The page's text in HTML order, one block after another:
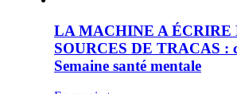
LA MACHINE A ÉCRIRE
SOURCES DE TRACAS :
Semaine santé mentale